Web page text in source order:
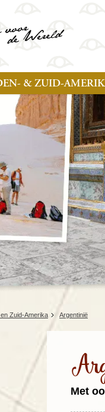
Angola
Malawi
& ZUID-
Landen
Belize
Bolivia
Brazilië
Chili
Costa
Cuba
El
Zuid-Amerika Argentinië
Met